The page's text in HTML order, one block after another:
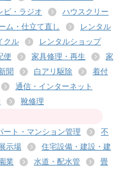
ビ・ラジオ
ハウスクリー
ム・仕立て直し
レンタル
クル
レンタルショップ
便 家具修理・再生
家
聞 白アリ駆除
着付
通信・インターネット
靴修理
ート・マンション管理
不
示場
住宅設備・建設・建
業 水道・配水管
畳